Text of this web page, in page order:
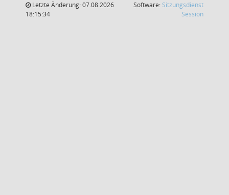
Letzte Änderung: 07.08.2026
18:15:34
Software: Sitzungsdienst
Session(Wird in